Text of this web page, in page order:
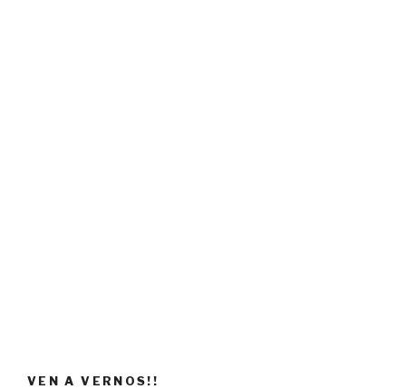
VEN A VERNOS!!